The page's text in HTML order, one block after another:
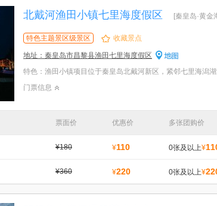
北戴河渔田小镇七里海度假区 [秦皇岛·黄金
特色主题景区级景区 收藏景点
地址：秦皇岛市昌黎县渔田七里海度假区
门票信息
票面价 优惠价 多张团购价
¥180 ¥110 0张及以上¥
¥360 ¥220 0张及以上¥